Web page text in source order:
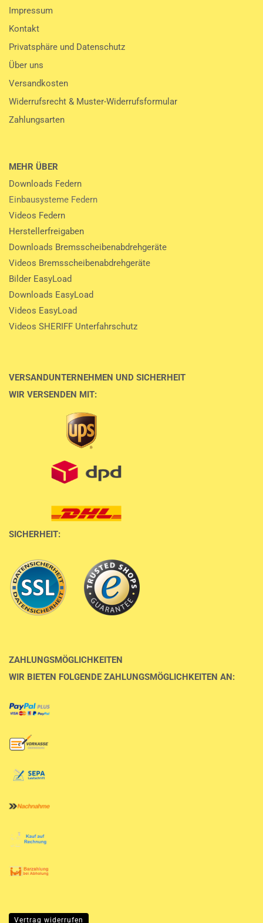
Impressum
Kontakt
Privatsphäre und Datenschutz
Über uns
Versandkosten
Widerrufsrecht & Muster-Widerrufsformular
Zahlungsarten
MEHR ÜBER
Downloads Federn
Einbausysteme Federn
Videos Federn
Herstellerfreigaben
Downloads Bremsscheibenabdrehgeräte
Videos Bremsscheibenabdrehgeräte
Bilder EasyLoad
Downloads EasyLoad
Videos EasyLoad
Videos SHERIFF Unterfahrschutz
VERSANDUNTERNEHMEN UND SICHERHEIT
WIR VERSENDEN MIT:
SICHERHEIT:
ZAHLUNGSMÖGLICHKEITEN
WIR BIETEN FOLGENDE ZAHLUNGSMÖGLICHKEITEN AN:
Vertrag widerrufen